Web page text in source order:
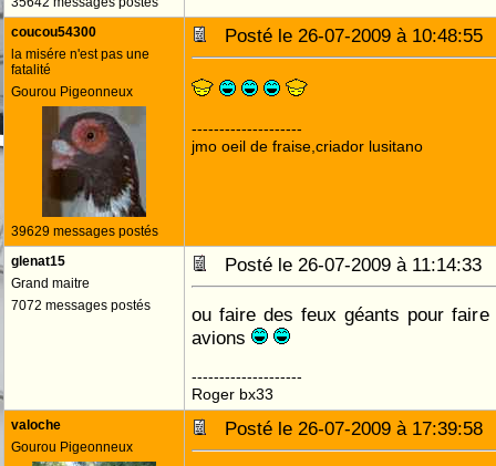
coucou54300
la misére n'est pas une
fatalité
Gourou Pigeonneux
39629 messages postés
Posté le 26-07-2009 à
--------------------
jmo oeil de fraise,criador lusitano
glenat15
Grand maitre
7072 messages postés
Posté le 26-07-2009 à
ou faire des feux géants pour
avions
--------------------
Roger bx33
valoche
Gourou Pigeonneux
Posté le 26-07-2009 à